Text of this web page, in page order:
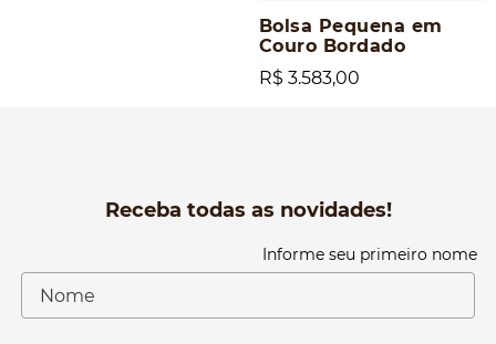
Bolsa Pequena em
Couro Bordado
R$ 3.583,00
Receba todas as novidades!
Informe seu primeiro nome